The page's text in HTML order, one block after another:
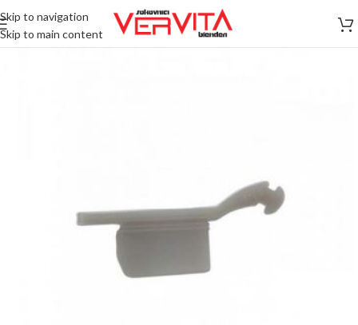
Skip to navigation
Skip to main content